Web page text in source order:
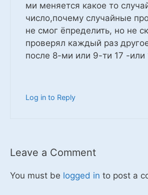
ми меняется какое то
число,почему случайные
не смог ёпределить, но не
проверял каждый раз
после 8-ми или 9-ти 17 -или
Log in to Reply
Leave a Comment
You must be logged in to post a